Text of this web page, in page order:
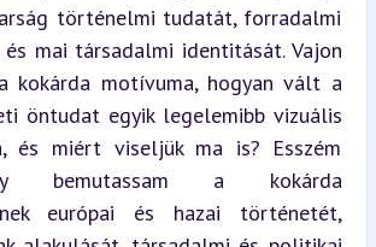
történelmi tudatát, forradalmi
és mai társadalmi identitását. Vajon
kokárda motívuma, hogyan vált a
öntudat egyik legelemibb vizuális
és miért viseljük ma is? Esszém
bemutassam a kokárda
európai és hazai történetét,